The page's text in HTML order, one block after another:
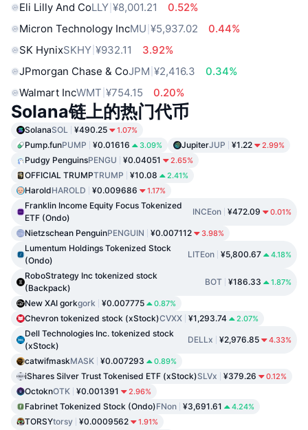
Eli Lilly And CoLLY ¥8,001.21
0.52%
Micron Technology IncMU ¥5,937.02
0.44%
SK HynixSKHY ¥932.11
3.92%
JPmorgan Chase & CoJPM ¥2,416.3
0.34%
Walmart IncWMT ¥754.15 0.20%
Solana链上的热门代币
SolanaSOL ¥490.25 1.07%
Pump.funPUMP ¥0.01616 3.09% JupiterJUP ¥1.22 2.99%
Pudgy PenguinsPENGU ¥0.04051 2.65%
OFFICIAL TRUMPTRUMP ¥10.08 2.41%
HaroldHAROLD ¥0.009686 1.17%
Franklin Income Equity Focus Tokenized
ETF (Ondo)
INCEon ¥472.09 0.01%
Nietzschean PenguinPENGUIN ¥0.007112 3.98%
Lumentum Holdings Tokenized Stock
(Ondo)
LITEon ¥5,800.67 4.18%
RoboStrategy Inc tokenized stock
(Backpack)
BOT ¥186.33 1.87%
New XAI gorkgork ¥0.007775 0.87%
Chevron tokenized stock (xStock)CVXX ¥1,293.74 2.07%
Dell Technologies Inc. tokenized stock
(xStock)
DELLx ¥2,976.85 4.33%
catwifmaskMASK ¥0.007293 0.89%
iShares Silver Trust Tokenised ETF (xStock)SLVx ¥379.26 0.12%
OctoknOTK ¥0.001391 2.96%
Fabrinet Tokenized Stock (Ondo)FNon ¥3,691.61 4.24%
TORSYtorsy ¥0.0009562 1.91%